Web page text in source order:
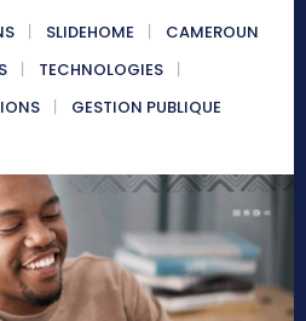
SLIDEHOME
CAMEROUN
TECHNOLOGIES
GESTION PUBLIQUE